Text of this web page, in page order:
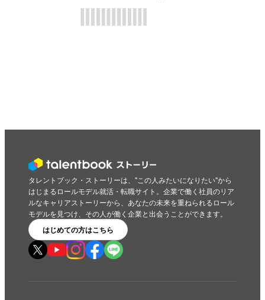
タレントブック・ストーリーは、"この人みたいになりたい"から
はじまるロールモデル就活・転職サイト。企業で働く社員のリア
ルなキャリアストーリーから、あなたの未来を重ねられるロール
モデルを見つけ、その人が働く企業と出会うことができます。
はじめての方はこちら